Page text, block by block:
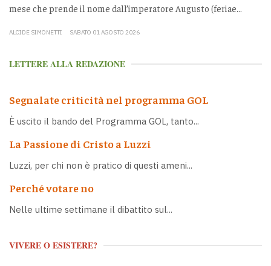
mese che prende il nome dall’imperatore Augusto (feriae...
ALCIDE SIMONETTI SABATO 01 AGOSTO 2026
LETTERE ALLA REDAZIONE
Segnalate criticità nel programma GOL
È uscito il bando del Programma GOL, tanto...
La Passione di Cristo a Luzzi
Luzzi, per chi non è pratico di questi ameni...
Perché votare no
Nelle ultime settimane il dibattito sul...
VIVERE O ESISTERE?